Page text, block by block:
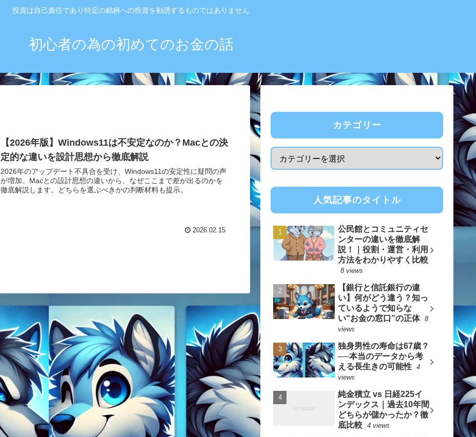
投資は自己責任であり特定の銘柄への投資を勧誘するものではありません
初心者の為の初めてのお金の話
【2026年版】Windows11は不安定なのか？Macとの決
定的な違いを設計思想から徹底解説
2026年のアップデート不具合を受け、Windows11の安定性に疑問の声
が増加。Macとの設計思想の違いから、なぜここまで差が出るのかを
徹底解説します。どちらを選ぶべきかの判断材料も提示。
2026.02.15
カテゴリー
人気記事のタイトル
公民館とコミュニティセ
ンターの違いを徹底解
説！｜役割・運営・利用
方法をわかりやすく比較
8 views
【銀行と信託銀行の違
い】何がどう違う？知っ
ているようで知らな
い“お金の窓口”の正体 8
views
独身男性の寿命は67歳？
──本当のデータから考
える長生きの可能性 4
views
純金積立 vs 日経225イ
ンデックス｜過去10年間
どちらが儲かったか？徹
底比較 4 views